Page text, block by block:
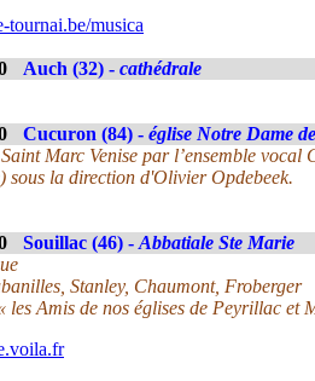
tournai.be/musica
Auch (32) - cathédrale
Cucuron (84) - église Notre Dame
Marc Venise par l’ensemble vocal
sous la direction d'Olivier Opdebeek.
Souillac (46) - Abbatiale Ste Marie
Stanley, Chaumont, Froberger
les Amis de nos églises de Peyrillac et